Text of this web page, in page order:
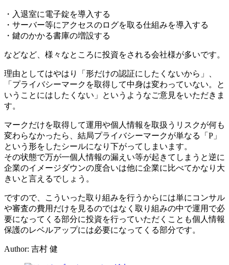
・入退室に電子錠を導入する
・サーバー等にアクセスのログを取る仕組みを導入する
・鍵のかかる書庫の増設する
などなど、様々なところに投資をされる会社様が多いです。
理由としてはやはり「形だけの認証にしたくないから」、
「プライバシーマークを取得して中身は変わっていない。と
いうことにはしたくない」というようなご意見をいただきま
す。
マークだけを取得して運用や個人情報を取扱うリスクが何も
変わらなかったら、結局プライバシーマークが単なる「P」
という形をしたシールになり下がってしまいます。
その状態で万が一個人情報の漏えい等が起きてしまうと逆に
企業のイメージダウンの度合いは他に企業に比べてかなり大
きいと言えるでしょう。
ですので、こういった取り組みを行うからには単にコンサル
や審査の費用だけを見るのではなく取り組みの中で運用で必
要になってくる部分に投資を行っていただくことも個人情報
保護のレベルアップには必要になってくる部分です。
Author: 吉村 健